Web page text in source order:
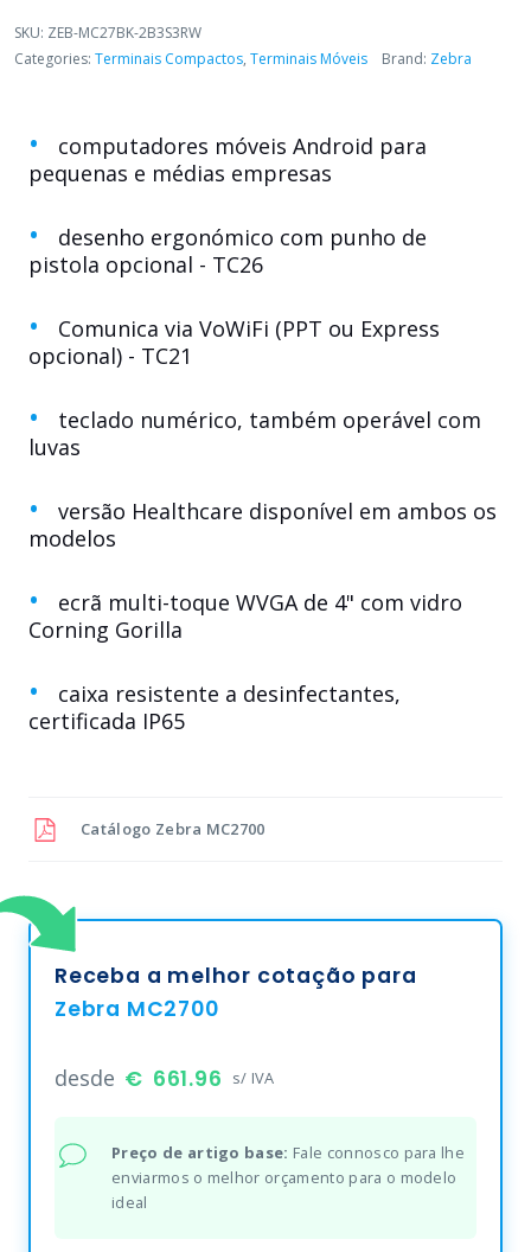
SKU: ZEB-MC27BK-2B3S3RW
Categories: Terminais Compactos, Terminais Móveis Brand: Zebra
computadores móveis Android para
pequenas e médias empresas
desenho ergonómico com punho de
pistola opcional - TC26
Comunica via VoWiFi (PPT ou Express
opcional) - TC21
teclado numérico, também operável com
luvas
versão Healthcare disponível em ambos os
modelos
ecrã multi-toque WVGA de 4" com vidro
Corning Gorilla
caixa resistente a desinfectantes,
certificada IP65
Catálogo Zebra MC2700
Receba a melhor cotação para
Zebra MC2700
desde 661.96 s/ IVA
Preço de artigo base: Fale connosco para lhe
enviarmos o melhor orçamento para o modelo
ideal